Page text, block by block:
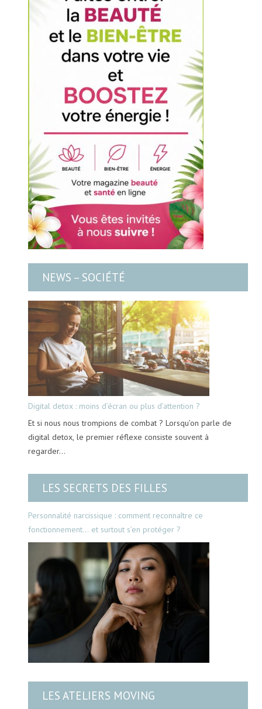
NEWS – SOCIÉTÉ
Digital detox : moins d’écran ou plus d’attention ?
Et si nous nous trompions de combat ? Lorsqu’on parle de
digital detox, le premier réflexe consiste souvent à
regarder…
LES SECRETS DES FILLES
Personnalité narcissique : comment reconnaître ce
fonctionnement… et surtout s’en protéger ?
LES ATELIERS MOVING